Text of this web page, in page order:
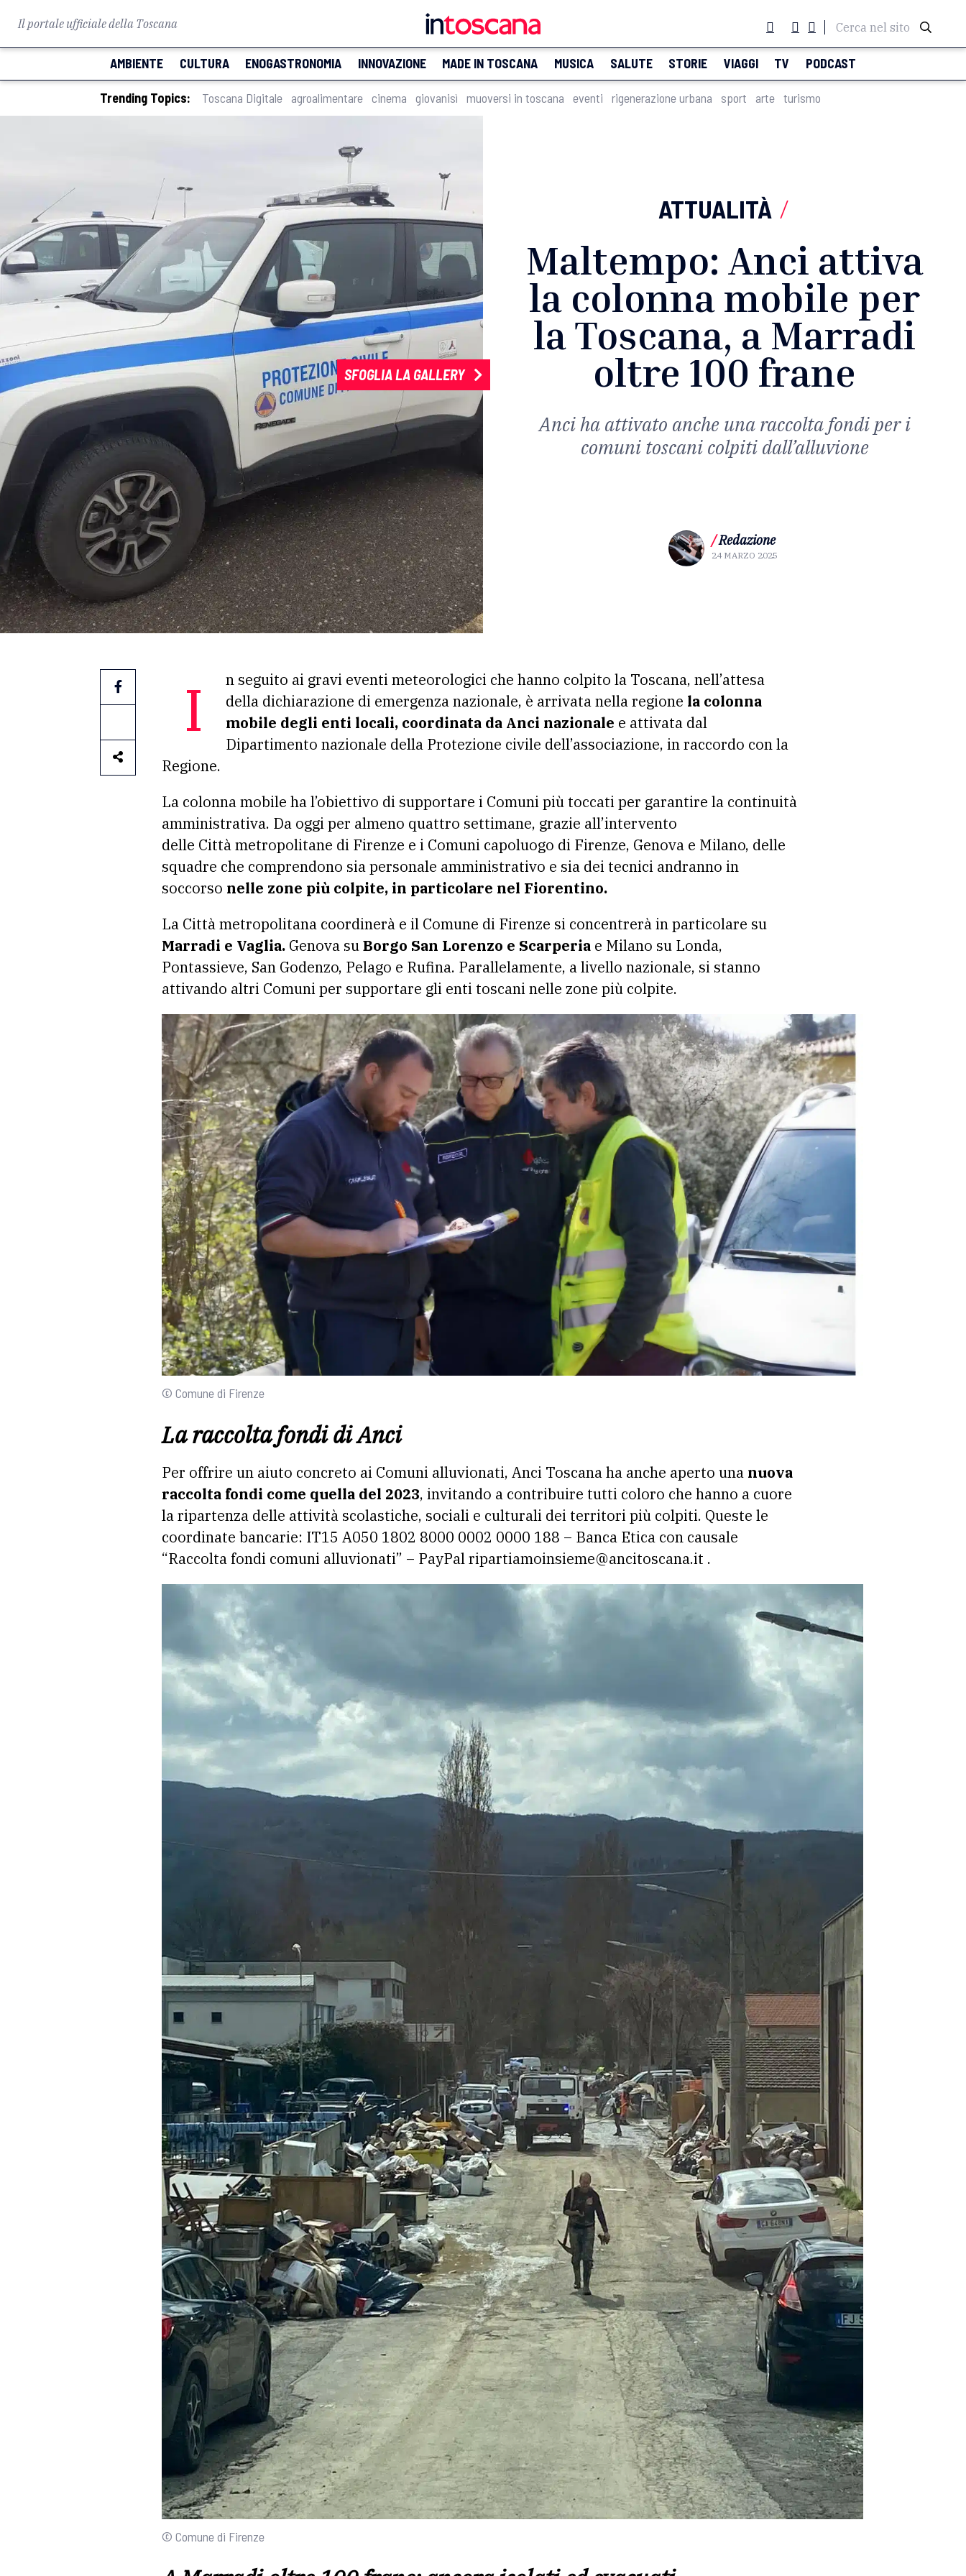
Il portale ufficiale della Toscana Cerca nel sito
AMBIENTE CULTURA ENOGASTRONOMIA INNOVAZIONE MADE IN TOSCANA MUSICA SALUTE STORIE VIAGGI TV PODCAST
Trending Topics: Toscana Digitale agroalimentare cinema giovanisì muoversi in toscana eventi rigenerazione urbana sport arte turismo
SFOGLIA LA GALLERY
ATTUALITÀ /
Maltempo: Anci attiva
la colonna mobile per
la Toscana, a Marradi
oltre 100 frane
Anci ha attivato anche una raccolta fondi per i
comuni toscani colpiti dall’alluvione
/Redazione
24 MARZO 2025
In seguito ai gravi eventi meteorologici che hanno colpito la Toscana, nell’attesa della dichiarazione di emergenza nazionale, è arrivata nella regione la colonna
mobile degli enti locali, coordinata da Anci nazionale e attivata dal
Dipartimento nazionale della Protezione civile dell’associazione, in raccordo con la
Regione.
La colonna mobile ha l’obiettivo di supportare i Comuni più toccati per garantire la continuità
amministrativa. Da oggi per almeno quattro settimane, grazie all’intervento
delle Città metropolitane di Firenze e i Comuni capoluogo di Firenze, Genova e Milano, delle
squadre che comprendono sia personale amministrativo e sia dei tecnici andranno in
soccorso nelle zone più colpite, in particolare nel Fiorentino.
La Città metropolitana coordinerà e il Comune di Firenze si concentrerà in particolare su
Marradi e Vaglia. Genova suBorgo San Lorenzo e Scarperia e Milano su Londa,
Pontassieve, San Godenzo, Pelago e Rufina. Parallelamente, a livello nazionale, si stanno
attivando altri Comuni per supportare gli enti toscani nelle zone più colpite.
© Comune di Firenze
La raccolta fondi di Anci
Per offrire un aiuto concreto ai Comuni alluvionati, Anci Toscana ha anche aperto una nuova
raccolta fondi come quella del 2023, invitando a contribuire tutti coloro che hanno a cuore
la ripartenza delle attività scolastiche, sociali e culturali dei territori più colpiti. Queste le
coordinate bancarie: IT15 A050 1802 8000 0002 0000 188 – Banca Etica con causale
“Raccolta fondi comuni alluvionati” – PayPal ripartiamoinsieme@ancitoscana.it .
© Comune di Firenze